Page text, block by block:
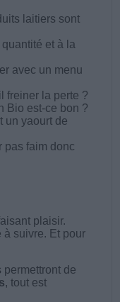
laitiers sont
et à la
avec un menu
freiner la perte ?
Bio est-ce bon ?
un yaourt de
pas faim donc
plaisir.
à suivre. Et pour
de
, tout est